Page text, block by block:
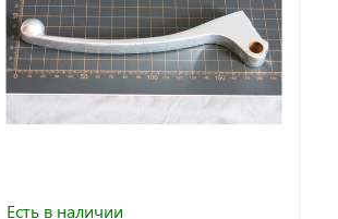
Есть в наличии